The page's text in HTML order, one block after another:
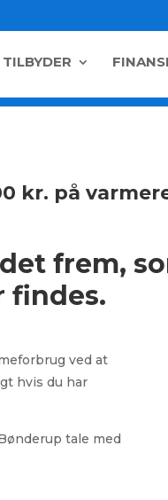
kr. på
frem,
findes.
ved at
hvis du har
tale med